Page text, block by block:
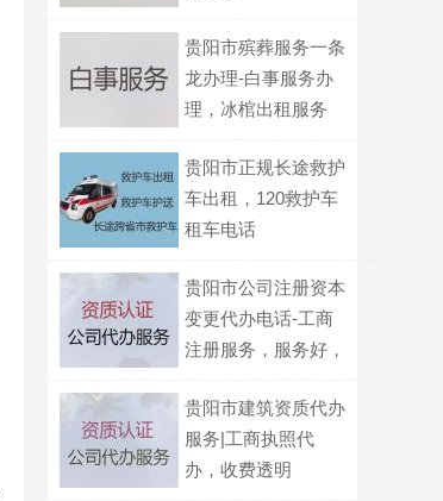
贵阳市殡葬服务一条
龙办理-白事服务办
理，冰棺出租服务
贵阳市正规长途救护
车出租，120救护车
租车电话
贵阳市公司注册资本
变更代办电话-工商
注册服务，服务好，
贵阳市建筑资质代办
服务|工商执照代
办，收费透明